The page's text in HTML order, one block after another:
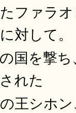
ファラ
対して。
国を撃ち
れた
王シホ